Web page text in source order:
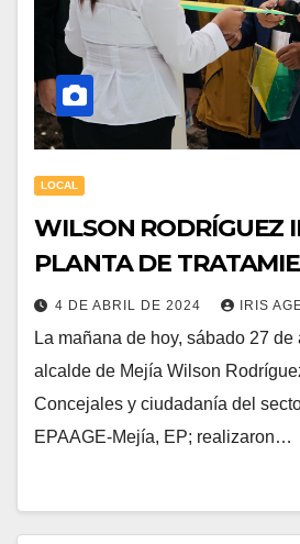
LOCAL
WILSON RODRÍGUEZ
PLANTA DE
4 DE ABRIL DE 2024 IRIS
La mañana de hoy, sábado 27 de
alcalde de Mejía Wilson
Concejales y ciudadanía del
EPAAGE-Mejía, EP; realizaron…